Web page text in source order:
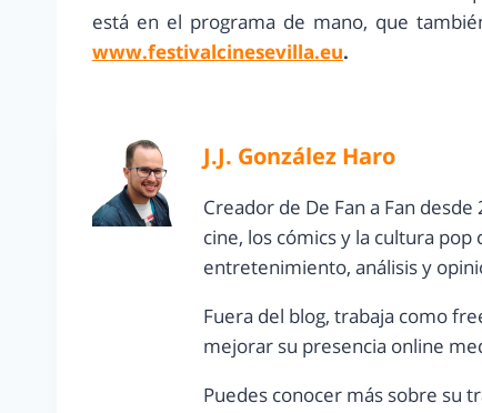
está en el programa de mano, que
www.festivalcinesevilla.eu.
J.J. González Haro
Creador de De Fan a Fan
cine, los cómics y la cultura
entretenimiento, análisis y
Fuera del blog, trabaja como
mejorar su presencia online
Puedes conocer más sobre su